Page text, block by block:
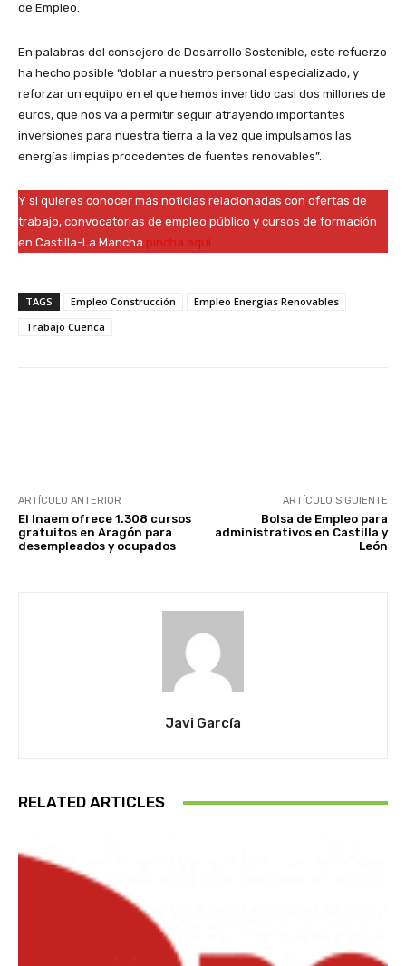
de Empleo.
En palabras del consejero de Desarrollo Sostenible, este refuerzo
ha hecho posible “doblar a nuestro personal especializado, y
reforzar un equipo en el que hemos invertido casi dos millones de
euros, que nos va a permitir seguir atrayendo importantes
inversiones para nuestra tierra a la vez que impulsamos las
energías limpias procedentes de fuentes renovables”.
Y si quieres conocer más noticias relacionadas con ofertas de
trabajo, convocatorias de empleo público y cursos de formación
en Castilla-La Mancha pincha aquí.
TAGS Empleo Construcción
Empleo Energías Renovables
Trabajo Cuenca
ARTÍCULO ANTERIOR
El Inaem ofrece 1.308 cursos
gratuitos en Aragón para
desempleados y ocupados
ARTÍCULO SIGUIENTE
Bolsa de Empleo para
administrativos en Castilla y
León
Javi García
RELATED ARTICLES